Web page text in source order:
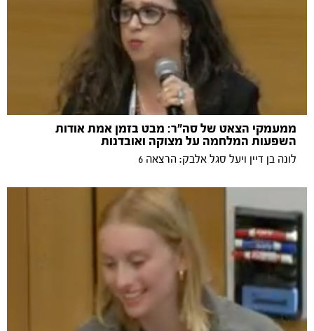
ממעמקי הצאט של סה"ר: מבט בזמן אמת אודות
השפעות המלחמה על מצוקה ואובדנות
לונה בן דיין ויעל סגל אלבק: הרצאה 6